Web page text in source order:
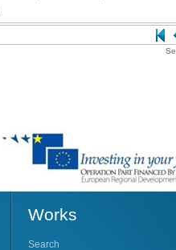
Works
Search